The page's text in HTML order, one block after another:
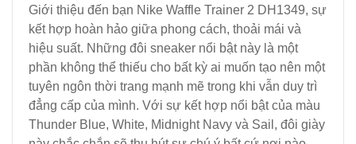
Giới thiệu đến bạn Nike Waffle Trainer 2 DH1349, sự
kết hợp hoàn hảo giữa phong cách, thoải mái và
hiệu suất. Những đôi sneaker nổi bật này là một
phần không thể thiếu cho bất kỳ ai muốn tạo nên một
tuyên ngôn thời trang mạnh mẽ trong khi vẫn duy trì
đẳng cấp của mình. Với sự kết hợp nổi bật của màu
Thunder Blue, White, Midnight Navy và Sail, đôi giày